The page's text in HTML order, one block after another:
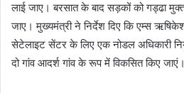
लाई जाए। बरसात के बाद सड़कों को गड्ढा
जाए। मुख्यमंत्री ने निर्देश दिए कि एम्स
सेटेलाइट सेंटर के लिए एक नोडल अधिकारी
दो गांव आदर्श गांव के रूप में विकसित किए जाएं।